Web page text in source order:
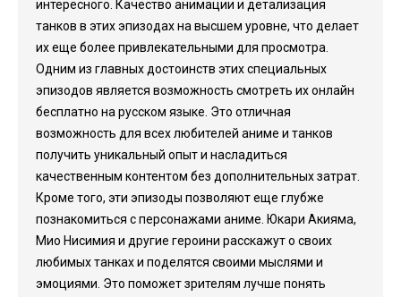
интересного. Качество анимации и детализация
танков в этих эпизодах на высшем уровне, что делает
их еще более привлекательными для просмотра.
Одним из главных достоинств этих специальных
эпизодов является возможность смотреть их онлайн
бесплатно на русском языке. Это отличная
возможность для всех любителей аниме и танков
получить уникальный опыт и насладиться
качественным контентом без дополнительных затрат.
Кроме того, эти эпизоды позволяют еще глубже
познакомиться с персонажами аниме. Юкари Акияма,
Мио Нисимия и другие героини расскажут о своих
любимых танках и поделятся своими мыслями и
эмоциями. Это поможет зрителям лучше понять